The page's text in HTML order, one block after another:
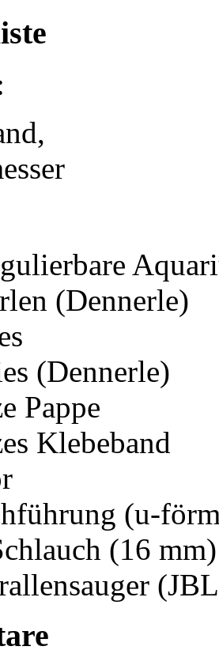
(Dennerle)
(Dennerle)
Pappe
Klebeband
(u-
(16 mm)